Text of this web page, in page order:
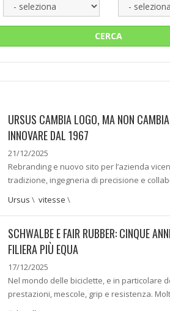
CERCA
URSUS CAMBIA LOGO, MA NON
INNOVARE DAL 1967
21/12/2025
Rebranding e nuovo sito per l’azienda
tradizione, ingegneria di precisione e
Ursus \ vitesse \
SCHWALBE E FAIR RUBBER: CINQUE
FILIERA PIÙ EQUA
17/12/2025
Nel mondo delle biciclette, e in particolare
prestazioni, mescole, grip e resistenza.